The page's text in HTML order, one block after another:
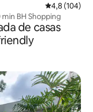
4,8 de uma
4,8 (104)
BH Shopping
de casas